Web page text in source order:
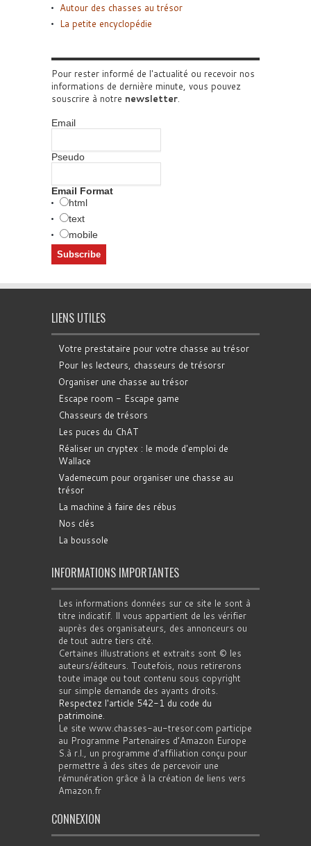
Autour des chasses au trésor
La petite encyclopédie
Pour rester informé de l'actualité ou recevoir nos
informations de dernière minute, vous pouvez
souscrire à notre newsletter.
Email
Pseudo
Email Format
html
text
mobile
LIENS UTILES
Votre prestataire pour votre chasse au trésor
Pour les lecteurs, chasseurs de trésorsr
Organiser une chasse au trésor
Escape room - Escape game
Chasseurs de trésors
Les puces du ChAT
Réaliser un cryptex : le mode d'emploi de
Wallace
Vademecum pour organiser une chasse au
trésor
La machine à faire des rébus
Nos clés
La boussole
INFORMATIONS IMPORTANTES
Les informations données sur ce site le sont à
titre indicatif. Il vous appartient de les vérifier
auprès des organisateurs, des annonceurs ou
de tout autre tiers cité.
Certaines illustrations et extraits sont © les
auteurs/éditeurs. Toutefois, nous retirerons
toute image ou tout contenu sous copyright
sur simple demande des ayants droits.
Respectez l'article 542-1 du code du
patrimoine.
Le site www.chasses-au-tresor.com participe
au Programme Partenaires d’Amazon Europe
S.à r.l., un programme d’affiliation conçu pour
permettre à des sites de percevoir une
rémunération grâce à la création de liens vers
Amazon.fr
CONNEXION